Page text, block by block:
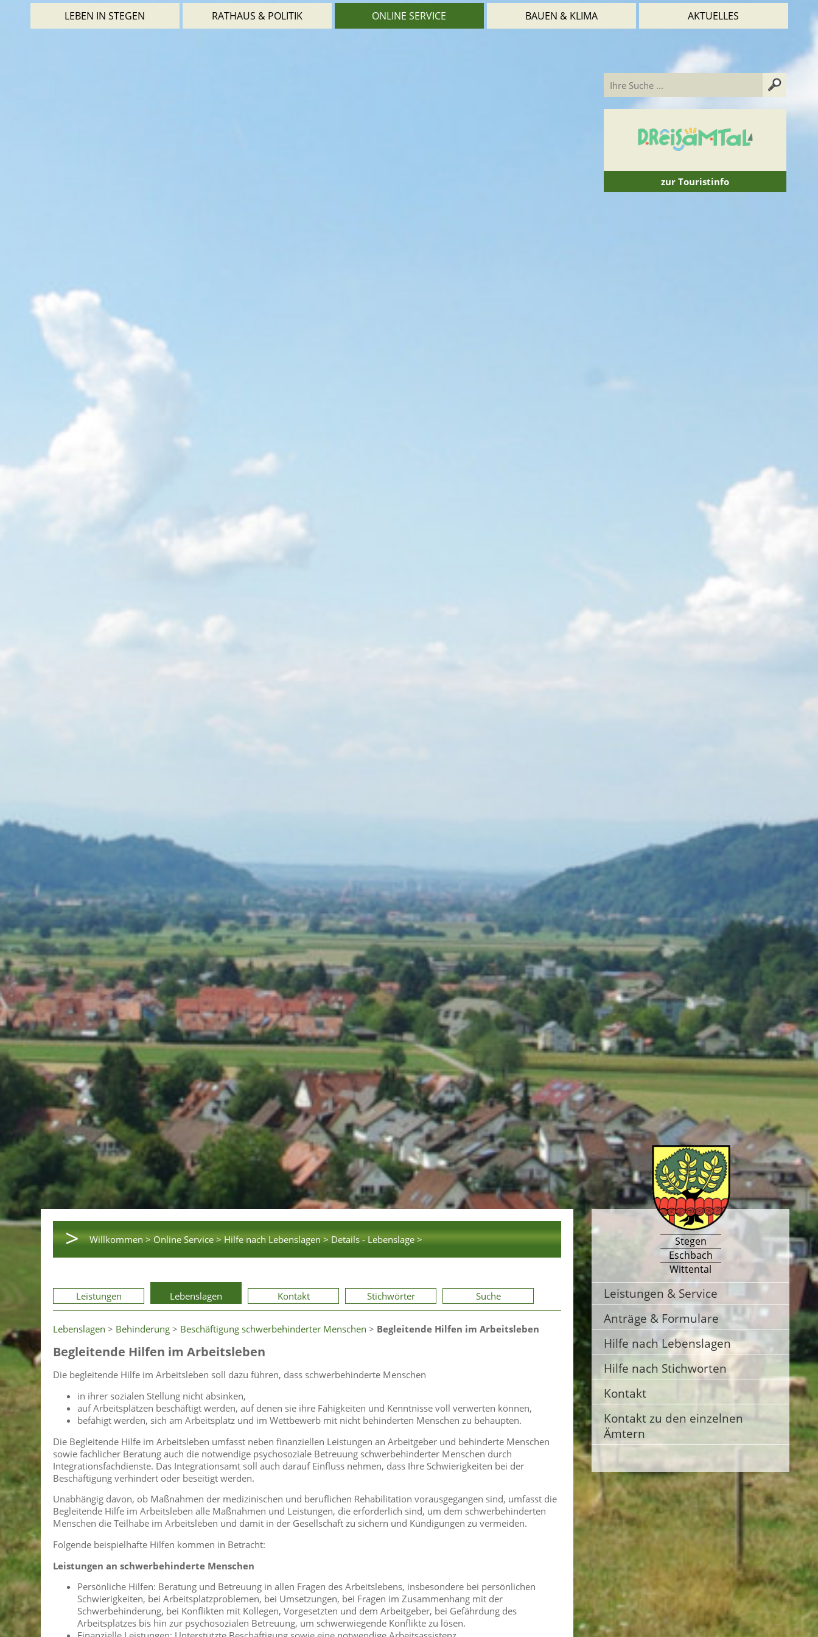
LEBEN IN STEGEN RATHAUS & POLITIK ONLINE SERVICE BAUEN & KLIMA AKTUELLES
zur Touristinfo
> Willkommen > Online Service > Hilfe nach Lebenslagen > Details - Lebenslage >
Leistungen Lebenslagen Kontakt Stichwörter Suche
Lebenslagen > Behinderung > Beschäftigung schwerbehinderter Menschen > Begleitende Hilfen im Arbeitsleben
Begleitende Hilfen im Arbeitsleben
Die begleitende Hilfe im Arbeitsleben soll dazu führen, dass schwerbehinderte Menschen
in ihrer sozialen Stellung nicht absinken,
auf Arbeitsplätzen beschäftigt werden, auf denen sie ihre Fähigkeiten und Kenntnisse voll verwerten können,
befähigt werden, sich am Arbeitsplatz und im Wettbewerb mit nicht behinderten Menschen zu behaupten.
Die Begleitende Hilfe im Arbeitsleben umfasst neben finanziellen Leistungen an Arbeitgeber und behinderte Menschen
sowie fachlicher Beratung auch die notwendige psychosoziale Betreuung schwerbehinderter Menschen durch
Integrationsfachdienste. Das Integrationsamt soll auch darauf Einfluss nehmen, dass Ihre Schwierigkeiten bei der
Beschäftigung verhindert oder beseitigt werden.
Unabhängig davon, ob Maßnahmen der medizinischen und beruflichen Rehabilitation vorausgegangen sind, umfasst die
Begleitende Hilfe im Arbeitsleben alle Maßnahmen und Leistungen, die erforderlich sind, um dem schwerbehinderten
Menschen die Teilhabe im Arbeitsleben und damit in der Gesellschaft zu sichern und Kündigungen zu vermeiden.
Folgende beispielhafte Hilfen kommen in Betracht:
Leistungen an schwerbehinderte Menschen
Persönliche Hilfen: Beratung und Betreuung in allen Fragen des Arbeitslebens, insbesondere bei persönlichen
Schwierigkeiten, bei Arbeitsplatzproblemen, bei Umsetzungen, bei Fragen im Zusammenhang mit der
Schwerbehinderung, bei Konflikten mit Kollegen, Vorgesetzten und dem Arbeitgeber, bei Gefährdung des
Arbeitsplatzes bis hin zur psychosozialen Betreuung, um schwerwiegende Konflikte zu lösen.
Stegen
Eschbach
Wittental
Leistungen & Service
Anträge & Formulare
Hilfe nach Lebenslagen
Hilfe nach Stichworten
Kontakt
Kontakt zu den einzelnen
Ämtern